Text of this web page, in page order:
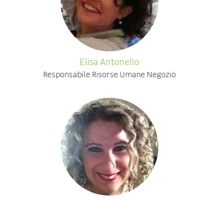
Elisa Antonello
Responsabile Risorse Umane Negozio